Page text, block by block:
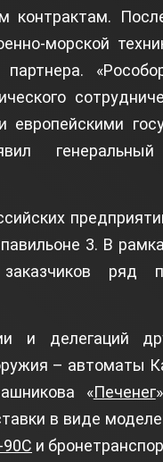
контрактам.
морской
генеральный
3. В
ряд
и делегаций
– автоматы
«Печенег
в виде
90С и